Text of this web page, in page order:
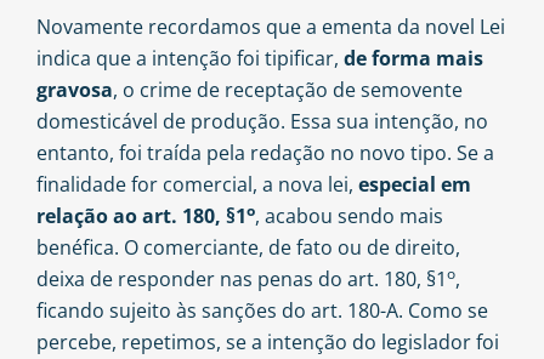
Novamente recordamos que a ementa da novel Lei
indica que a intenção foi tipificar, de forma mais
gravosa, o crime de receptação de semovente
domesticável de produção. Essa sua intenção, no
entanto, foi traída pela redação no novo tipo. Se a
finalidade for comercial, a nova lei, especial em
relação ao art. 180, §1o, acabou sendo mais
benéfica. O comerciante, de fato ou de direito,
deixa de responder nas penas do art. 180, §1o,
ficando sujeito às sanções do art. 180-A. Como se
percebe, repetimos, se a intenção do legislador foi